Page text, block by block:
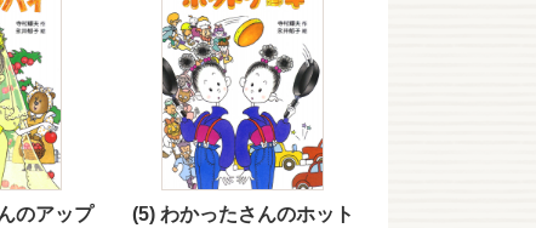
のアップ
5 わかったさんのホット